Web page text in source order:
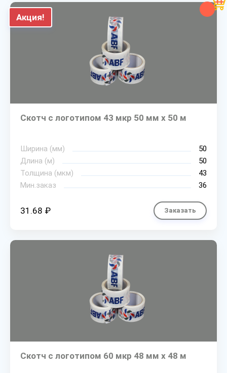
Акция!
Скотч с логотипом 43 мкр 50 мм х 50 м
Ширина (мм)
50
Длина (м)
50
Толщина (мкм)
43
Мин.заказ
36
31.68 ₽ Заказать
Скотч с логотипом 60 мкр 48 мм х 48 м